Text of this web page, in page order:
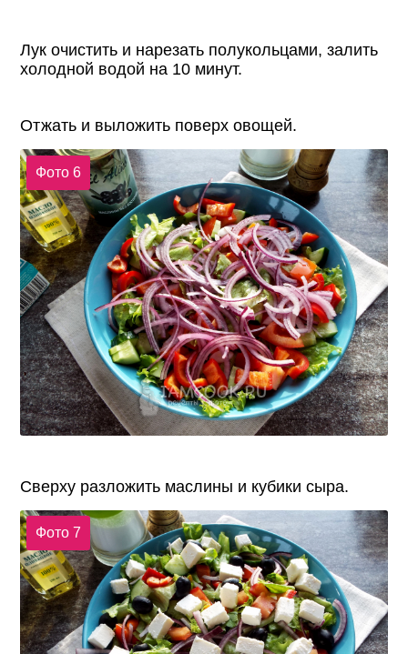
Лук очистить и нарезать полукольцами, залить
холодной водой на 10 минут.
Отжать и выложить поверх овощей.
Фото 6
Сверху разложить маслины и кубики сыра.
Фото 7